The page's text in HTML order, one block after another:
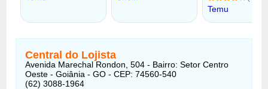
Central do Lojista
Avenida Marechal Rondon, 504 - Bairro: Setor Centro
Oeste - Goiânia - GO - CEP: 74560-540
(62) 3088-1964